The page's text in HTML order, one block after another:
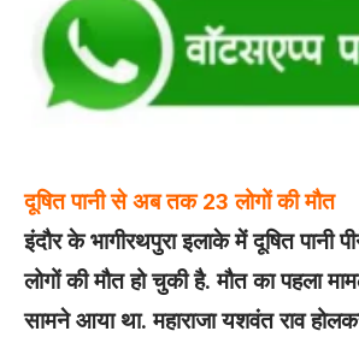
दूषित पानी से अब तक 23 लोगों की मौत
इंदौर के भागीरथपुरा इलाके में दूषित
लोगों की मौत हो चुकी है. मौत का पहला
सामने आया था. महाराजा यशवंत राव